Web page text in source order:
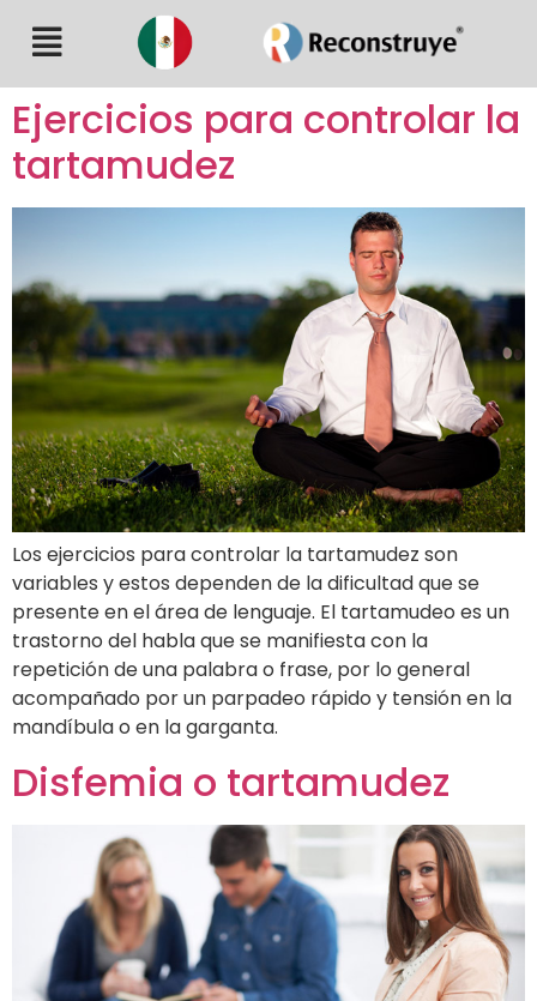
Ejercicios para controlar la
tartamudez
Los ejercicios para controlar la tartamudez son
variables y estos dependen de la dificultad que se
presente en el área de lenguaje. El tartamudeo es un
trastorno del habla que se manifiesta con la
repetición de una palabra o frase, por lo general
acompañado por un parpadeo rápido y tensión en la
mandíbula o en la garganta.
Disfemia o tartamudez